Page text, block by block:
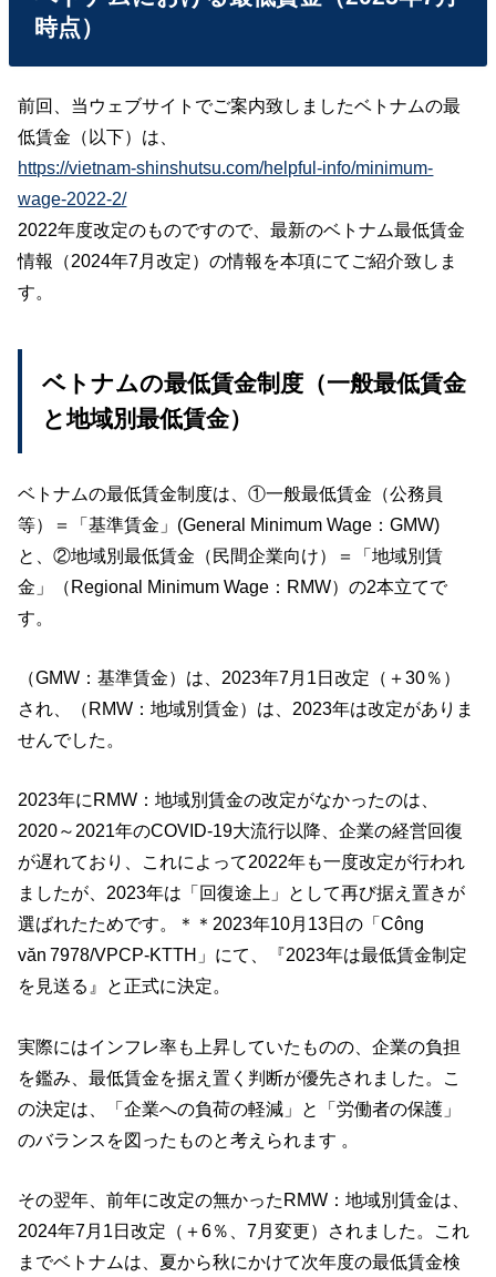
時点）
前回、当ウェブサイトでご案内致しましたベトナムの最
低賃金（以下）は、
https://vietnam-shinshutsu.com/helpful-info/minimum-
wage-2022-2/
2022年度改定のものですので、最新のベトナム最低賃金
情報（2024年7月改定）の情報を本項にてご紹介致しま
す。
ベトナムの最低賃金制度（一般最低賃金
と地域別最低賃金）
ベトナムの最低賃金制度は、①一般最低賃金（公務員
等）＝「基準賃金」(General Minimum Wage：GMW)
と、②地域別最低賃金（民間企業向け）＝「地域別賃
金」（Regional Minimum Wage：RMW）の2本立てで
す。
（GMW：基準賃金）は、2023年7月1日改定（＋30％）
され、（RMW：地域別賃金）は、2023年は改定がありま
せんでした。
2023年にRMW：地域別賃金の改定がなかったのは、
2020～2021年のCOVID‑19大流行以降、企業の経営回復
が遅れており、これによって2022年も一度改定が行われ
ましたが、2023年は「回復途上」として再び据え置きが
選ばれたためです。＊＊2023年10月13日の「Công
văn 7978/VPCP-KTTH」にて、『2023年は最低賃金制定
を見送る』と正式に決定。
実際にはインフレ率も上昇していたものの、企業の負担
を鑑み、最低賃金を据え置く判断が優先されました。こ
の決定は、「企業への負荷の軽減」と「労働者の保護」
のバランスを図ったものと考えられます 。
その翌年、前年に改定の無かったRMW：地域別賃金は、
2024年7月1日改定（＋6％、7月変更）されました。これ
までベトナムは、夏から秋にかけて次年度の最低賃金検